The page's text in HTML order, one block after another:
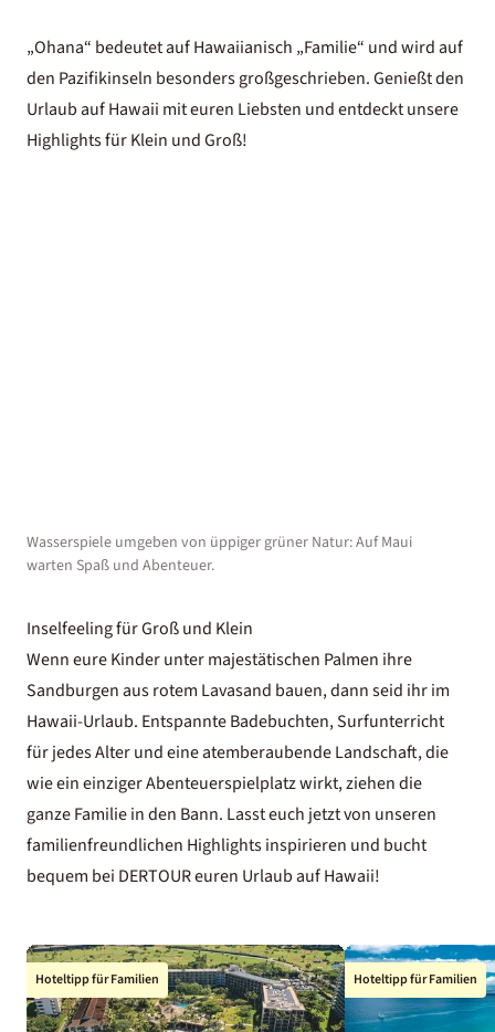
„Ohana“ bedeutet auf Hawaiianisch „Familie“ und wird auf
den Pazifikinseln besonders großgeschrieben. Genießt den
Urlaub auf Hawaii mit euren Liebsten und entdeckt unsere
Highlights für Klein und Groß!
Wasserspiele umgeben von üppiger grüner Natur: Auf Maui
warten Spaß und Abenteuer.
Inselfeeling für Groß und Klein
Wenn eure Kinder unter majestätischen Palmen ihre
Sandburgen aus rotem Lavasand bauen, dann seid ihr im
Hawaii-Urlaub. Entspannte Badebuchten, Surfunterricht
für jedes Alter und eine atemberaubende Landschaft, die
wie ein einziger Abenteuerspielplatz wirkt, ziehen die
ganze Familie in den Bann. Lasst euch jetzt von unseren
familienfreundlichen Highlights inspirieren und bucht
bequem bei DERTOUR euren Urlaub auf Hawaii!
Hoteltipp für Familien Hoteltipp für Familien